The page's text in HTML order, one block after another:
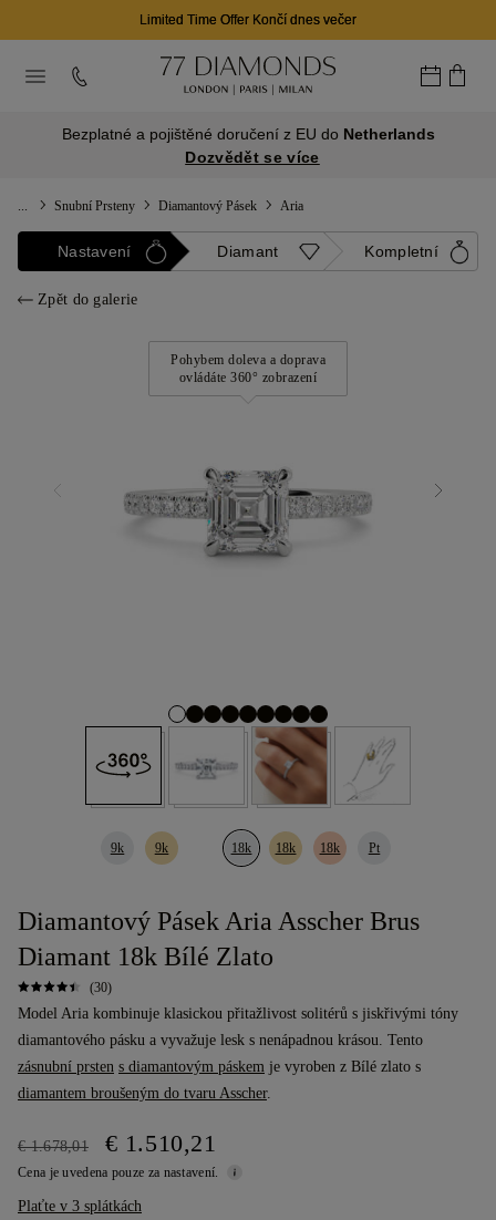
Limited Time Offer Končí dnes večer
Bezplatné a pojištěné doručení z EU do Netherlands
Dozvědět se více
Snubní Prsteny Diamantový Pásek Aria
Nastavení Diamant Kompletní
Zpět do galerie
Pohybem doleva a doprava
ovládáte 360° zobrazení
9k 9k 18k 18k 18k Pt
Diamantový Pásek Aria Asscher Brus
Diamant 18k Bílé Zlato
(30)
Model Aria kombinuje klasickou přitažlivost solitérů s jiskřivými tóny
diamantového pásku a vyvažuje lesk s nenápadnou krásou. Tento
zásnubní prsten s diamantovým páskem je vyroben z Bílé zlato s
diamantem broušeným do tvaru Asscher.
€ 1.678,01 € 1.510,21
Cena je uvedena pouze za nastavení.
Plaťte v 3 splátkách